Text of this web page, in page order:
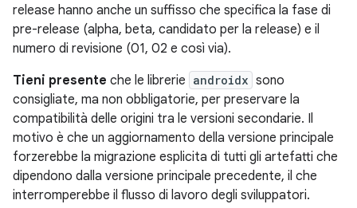
release hanno anche un suffisso che specifica la fase di
pre-release (alpha, beta, candidato per la release) e il
numero di revisione (01, 02 e così via).
Tieni presente che le librerie androidx sono
consigliate, ma non obbligatorie, per preservare la
compatibilità delle origini tra le versioni secondarie. Il
motivo è che un aggiornamento della versione principale
forzerebbe la migrazione esplicita di tutti gli artefatti che
dipendono dalla versione principale precedente, il che
interromperebbe il flusso di lavoro degli sviluppatori.